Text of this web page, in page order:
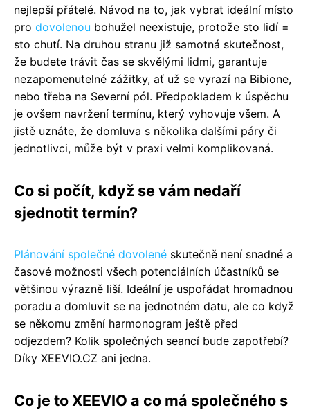
nejlepší přátelé. Návod na to, jak vybrat ideální místo
pro dovolenou bohužel neexistuje, protože sto lidí =
sto chutí. Na druhou stranu již samotná skutečnost,
že budete trávit čas se skvělými lidmi, garantuje
nezapomenutelné zážitky, ať už se vyrazí na Bibione,
nebo třeba na Severní pól. Předpokladem k úspěchu
je ovšem navržení termínu, který vyhovuje všem. A
jistě uznáte, že domluva s několika dalšími páry či
jednotlivci, může být v praxi velmi komplikovaná.
Co si počít, když se vám nedaří
sjednotit termín?
Plánování společné dovolené skutečně není snadné a
časové možnosti všech potenciálních účastníků se
většinou výrazně liší. Ideální je uspořádat hromadnou
poradu a domluvit se na jednotném datu, ale co když
se někomu změní harmonogram ještě před
odjezdem? Kolik společných seancí bude zapotřebí?
Díky XEEVIO.CZ ani jedna.
Co je to XEEVIO a co má společného s